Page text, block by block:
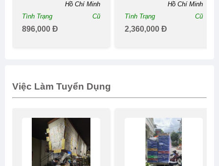
Hồ Chí Minh
Tình Trạng
Cũ
896,000 Đ
Hồ Chí Minh
Tình Trạng
Cũ
2,360,000 Đ
Việc Làm Tuyển Dụng